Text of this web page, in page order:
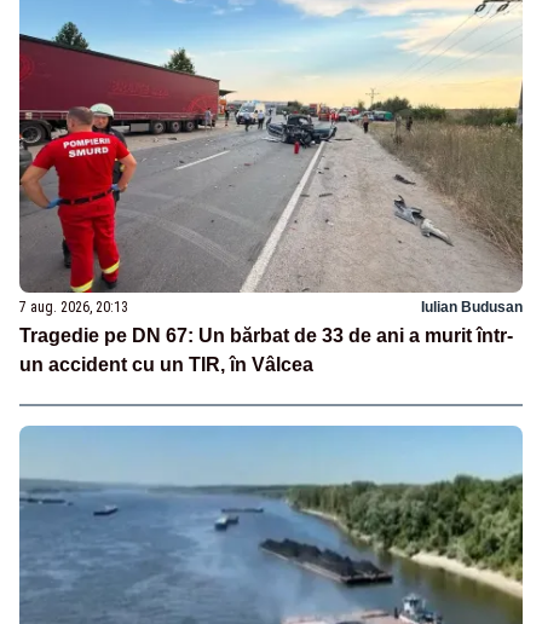
7 aug. 2026, 20:13 Iulian Budusan
Tragedie pe DN 67: Un bărbat de 33 de ani a murit într-
un accident cu un TIR, în Vâlcea